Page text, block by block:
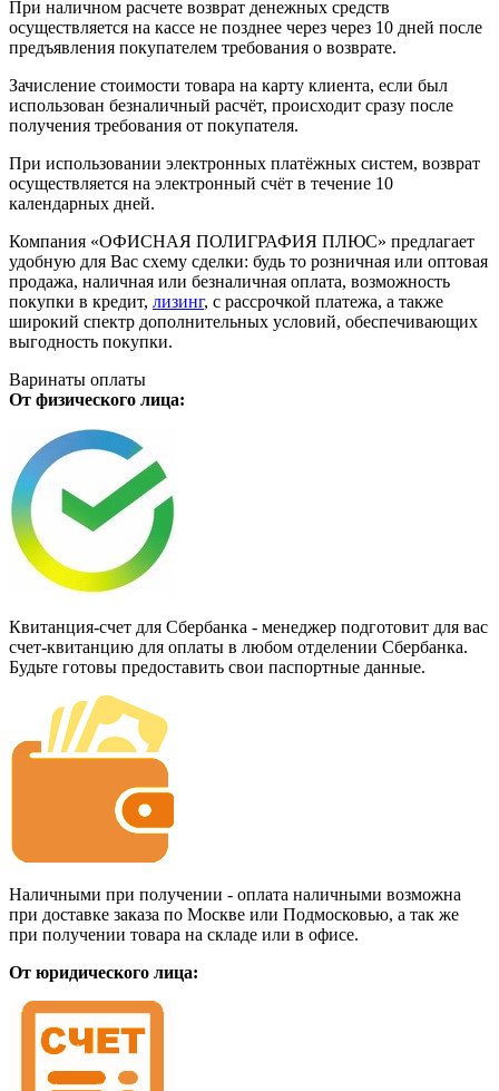
При наличном расчете возврат денежных средств
осуществляется на кассе не позднее через через 10 дней после
предъявления покупателем требования о возврате.
Зачисление стоимости товара на карту клиента, если был
использован безналичный расчёт, происходит сразу после
получения требования от покупателя.
При использовании электронных платёжных систем, возврат
осуществляется на электронный счёт в течение 10
календарных дней.
Компания «ОФИСНАЯ ПОЛИГРАФИЯ ПЛЮС» предлагает
удобную для Вас схему сделки: будь то розничная или оптовая
продажа, наличная или безналичная оплата, возможность
покупки в кредит, лизинг, с рассрочкой платежа, а также
широкий спектр дополнительных условий, обеспечивающих
выгодность покупки.
Варинаты оплаты
От физического лица:
Квитанция-счет для Сбербанка - менеджер подготовит для вас
счет-квитанцию для оплаты в любом отделении Сбербанка.
Будьте готовы предоставить свои паспортные данные.
Наличными при получении - оплата наличными возможна
при доставке заказа по Москве или Подмосковью, а так же
при получении товара на складе или в офисе.
От юридического лица: